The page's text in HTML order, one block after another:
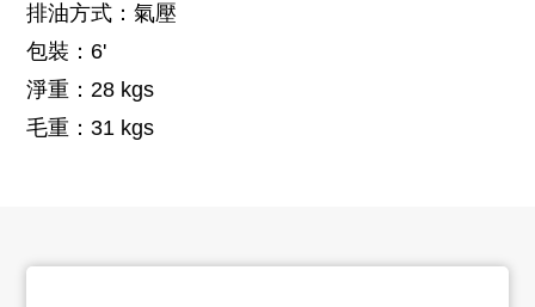
排油方式：氣壓
包裝：6'
淨重：28 kgs
毛重：31 kgs